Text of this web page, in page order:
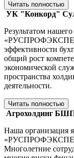
Читать полностью
УК "Конкорд"
Результатом
эффективности
общий рост
экономической
пространства
деятельности.
Читать полностью
Агрохолдинг
Наша организация
Многолетние